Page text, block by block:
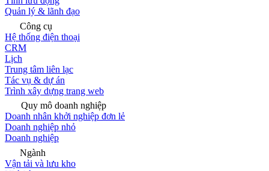
Quản lý & lãnh đạo
Công cụ
Hệ thống điện thoại
CRM
Lịch
Trung tâm liên lạc
Tác vụ & dự án
Trình xây dựng trang web
Quy mô doanh nghiệp
Doanh nhân khởi nghiệp đơn lẻ
Doanh nghiệp nhỏ
Doanh nghiệp
Ngành
Vận tải và lưu kho